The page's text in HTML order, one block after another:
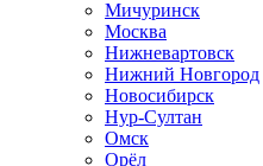
Мичуринск
Москва
Нижневартовск
Нижний Новгород
Новосибирск
Нур-Султан
Омск
Орёл